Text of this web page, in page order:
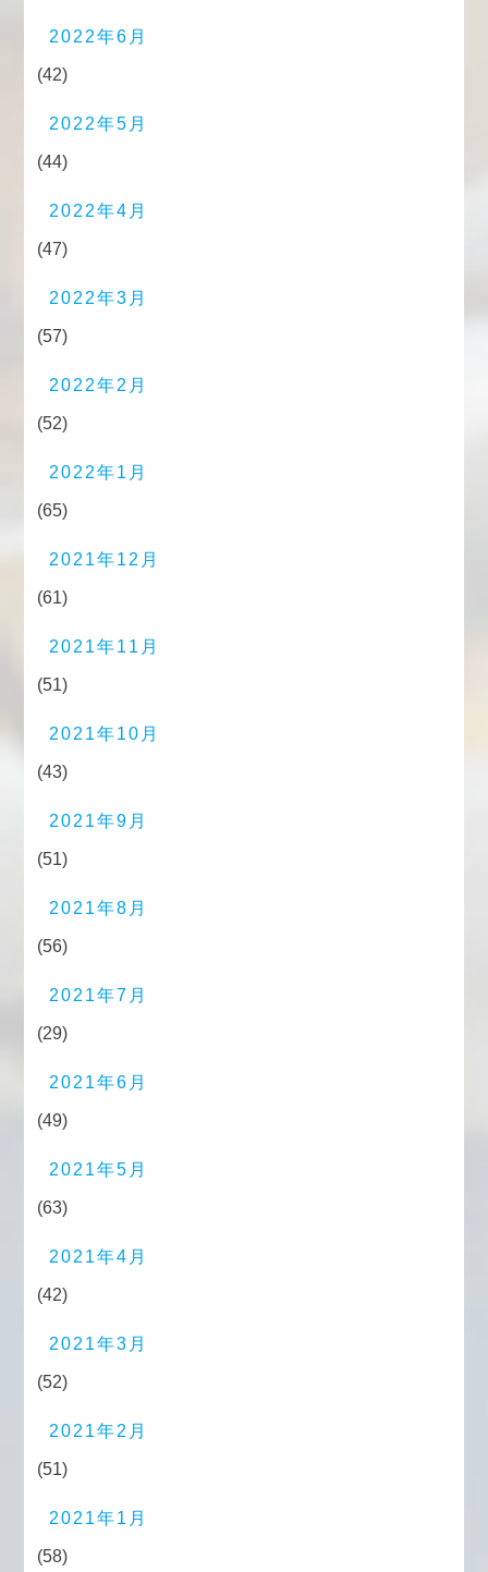
2022年6月
(42)
2022年5月
(44)
2022年4月
(47)
2022年3月
(57)
2022年2月
(52)
2022年1月
(65)
2021年12月
(61)
2021年11月
(51)
2021年10月
(43)
2021年9月
(51)
2021年8月
(56)
2021年7月
(29)
2021年6月
(49)
2021年5月
(63)
2021年4月
(42)
2021年3月
(52)
2021年2月
(51)
2021年1月
(58)